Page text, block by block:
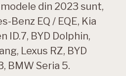
din 2023 sunt,
Benz EQ / EQE, Kia
ID.7, BYD Dolphin,
Lexus RZ, BYD
BMW Seria 5.